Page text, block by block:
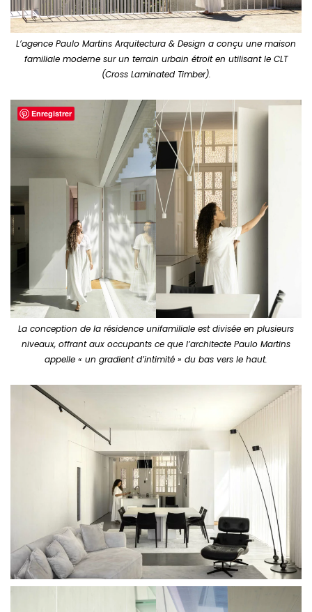
L’agence Paulo Martins Arquitectura & Design a conçu une maison
familiale moderne sur un terrain urbain étroit en utilisant le CLT
(Cross Laminated Timber).
La conception de la résidence unifamiliale est divisée en plusieurs
niveaux, offrant aux occupants ce que l’architecte Paulo Martins
appelle « un gradient d’intimité » du bas vers le haut.
Enregistrer